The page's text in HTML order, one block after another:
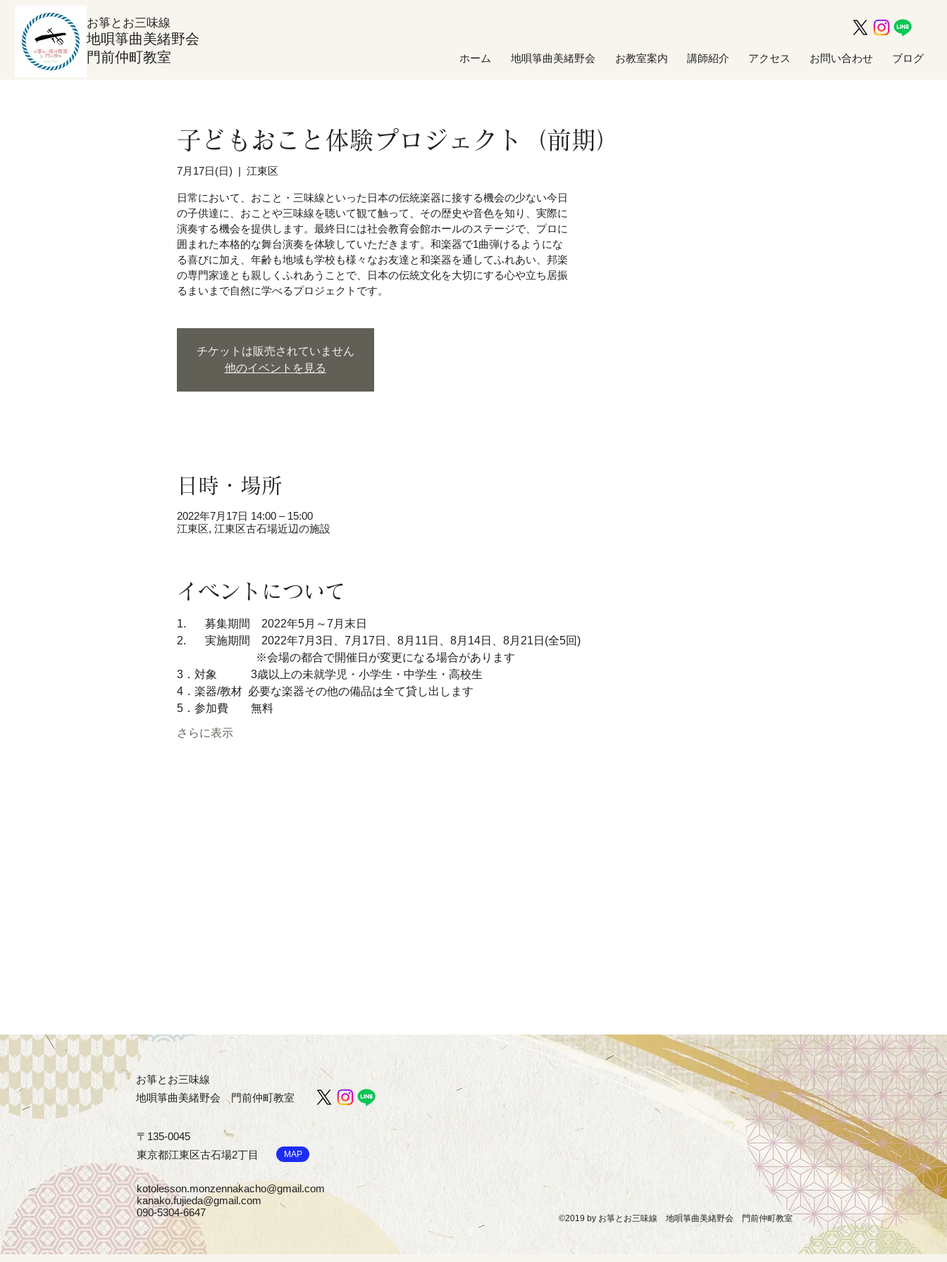
お箏とお三味線
地唄箏曲美緒野会
門前仲町教室
ホーム 地唄箏曲美緒野会 お教室案内 講師紹介 アクセス お問い合わせ ブログ
子どもおこと体験プロジェクト（前期）
7月17日(日)
  |
江東区
日常において、おこと・三味線といった日本の伝統楽器に接する機会の少ない今日
の子供達に、おことや三味線を聴いて観て触って、その歴史や音色を知り、実際に
演奏する機会を提供します。最終日には社会教育会館ホールのステージで、プロに
囲まれた本格的な舞台演奏を体験していただきます。和楽器で1曲弾けるようにな
る喜びに加え、年齢も地域も学校も様々なお友達と和楽器を通してふれあい、邦楽
の専門家達とも親しくふれあうことで、日本の伝統文化を大切にする心や立ち居振
るまいまで自然に学べるプロジェクトです。
チケットは販売されていません
他のイベントを見る
日時・場所
2022年7月17日 14:00 – 15:00
江東区, 江東区古石場近辺の施設
イベントについて
1.	募集期間　2022年5月～7月末日
2.	実施期間　2022年7月3日、7月17日、8月11日、8月14日、8月21日(全5回)
※会場の都合で開催日が変更になる場合があります
3．対象　　　3歳以上の未就学児・小学生・中学生・高校生
4．楽器/教材  必要な楽器その他の備品は全て貸し出します
5．参加費　　無料
さらに表示
お箏とお三味線
地唄箏曲美緒野会 門前仲町教室
〒135-0045
東京都江東区古石場2丁目
kotolesson.monzennakacho@gmail.com
kanako.fujieda@gmail.com
090-5304-6647
MAP
©2019 by お箏とお三味線 地唄箏曲美緒野会 門前仲町教室